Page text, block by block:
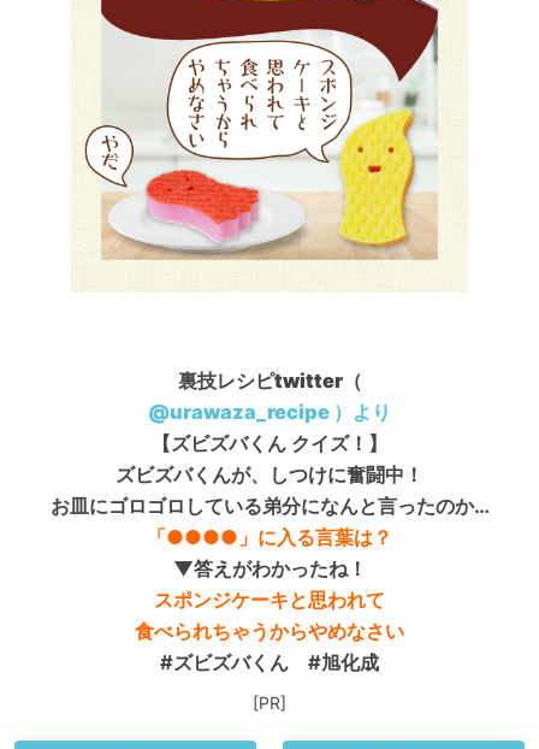
裏技レシピtwitter（
@urawaza_recipe ）より
【ズビズバくん クイズ！】
ズビズバくんが、しつけに奮闘中！
お皿にゴロゴロしている弟分になんと言ったのか…
「●●●●」 に入る言葉は？
▼答えがわかったね！
スポンジケーキと思われて
食べられちゃうからやめなさい
#ズビズバくん #旭化成
[PR]